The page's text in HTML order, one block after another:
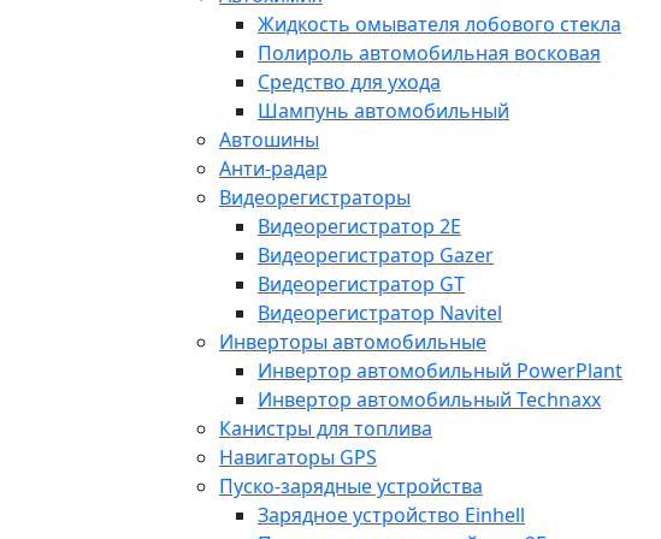
Жидкость омывателя лобового стекла
Полироль автомобильная восковая
Средство для ухода
Шампунь автомобильный
Автошины
Анти-радар
Видеорегистраторы
Видеорегистратор 2E
Видеорегистратор Gazer
Видеорегистратор GT
Видеорегистратор Navitel
Инверторы автомобильные
Инвертор автомобильный PowerPlant
Инвертор автомобильный Technaxx
Канистры для топлива
Навигаторы GPS
Пуско-зарядные устройства
Зарядное устройство Einhell